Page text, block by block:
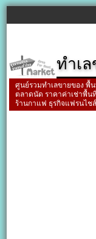
ทำเ
ศูนย์รวมทำเลขายของ พื้
ตลาดนัด ราคาค่าเช่าพื้น
ร้านกาแฟ ธุรกิจแฟรนไชส์